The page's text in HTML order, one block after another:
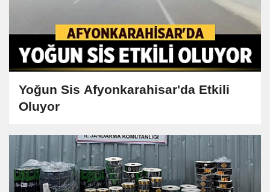
Yoğun Sis Afyonkarahisar'da Etkili
Oluyor